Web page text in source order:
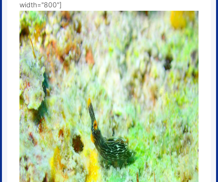
width="800"]